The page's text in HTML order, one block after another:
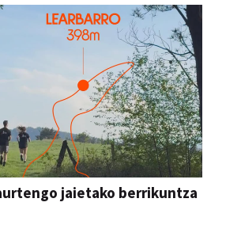
jaietako berrikuntza